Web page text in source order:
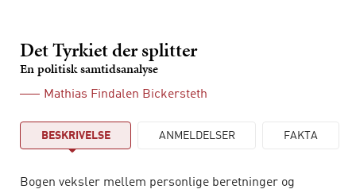
Det Tyrkiet der splitter
En politisk samtidsanalyse
Mathias Findalen Bickersteth
BESKRIVELSE ANMELDELSER FAKTA
Bogen veksler mellem personlige beretninger og